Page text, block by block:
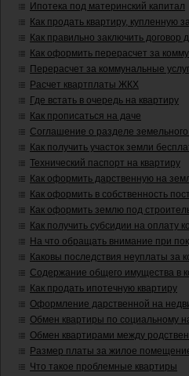
Ипотека под материнский капитал
Как продать квартиру, купленную
Как правильно заключить договор
Как оформить перерасчет за
Перерасчет за коммунальные
Расчет квартплаты ЖКХ
Где встать в очередь на квартиру
Как прописаться на даче
Соглашение о разделе земельного
Как получить участок земли
Технический паспорт на квартиру
Как оформить дарственную на
Как оформить в собственность
Как оформить землю под
Как получить субсидии на оплату
На что обращать внимание при
Каковы последствия неуплаты за
Содержание общего имущества в
Как продать ипотечную квартиру
Оформление дарственной на
Обмен квартиры по социальному
Обмен квартирами между
Размер платы за жилое
Что такое проблемные квартиры